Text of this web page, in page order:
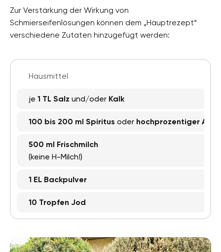
Zur Verstärkung der Wirkung von
Schmierseifenlösungen können dem „Hauptrezept“
verschiedene Zutaten hinzugefügt werden:
Hausmittel
je 1 TL Salz und/oder Kalk
100 bis 200 ml Spiritus oder hochprozentiger
500 ml Frischmilch
(keine H-Milch!)
1 EL Backpulver
10 Tropfen Jod